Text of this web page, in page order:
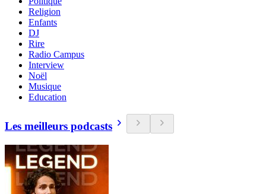
Religion
Enfants
DJ
Rire
Radio Campus
Interview
Noël
Musique
Education
Les meilleurs podcasts